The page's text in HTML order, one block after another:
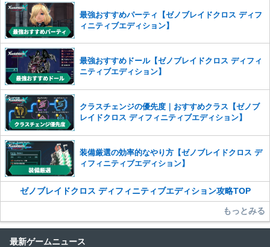
った場合は、法的措置をとらせていただく場合もございますので、あら
かじめご理解くださいませ。最強おすすめパーティ【ゼノブレイドクロス ディフ
ィニティブエディション】
最強おすすめドール【ゼノブレイドクロス ディフィ
ニティブエディション】
クラスチェンジの優先度｜おすすめクラス【ゼノブ
レイドクロス ディフィニティブエディション】
装備厳選の効率的なやり方【ゼノブレイドクロス デ
ィフィニティブエディション】
ゼノブレイドクロス ディフィニティブエディション攻略TOP
もっとみる
最新ゲームニュース